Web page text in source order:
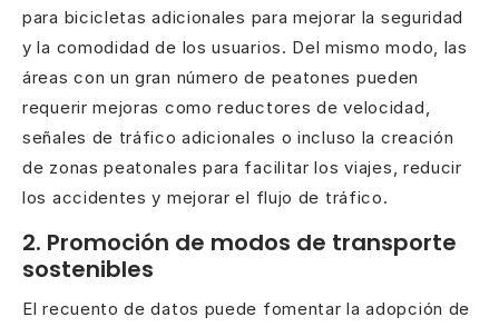
para bicicletas adicionales para mejorar la seguridad
y la comodidad de los usuarios. Del mismo modo, las
áreas con un gran número de peatones pueden
requerir mejoras como reductores de velocidad,
señales de tráfico adicionales o incluso la creación
de zonas peatonales para facilitar los viajes, reducir
los accidentes y mejorar el flujo de tráfico.
2. Promoción de modos de transporte
sostenibles
El recuento de datos puede fomentar la adopción de